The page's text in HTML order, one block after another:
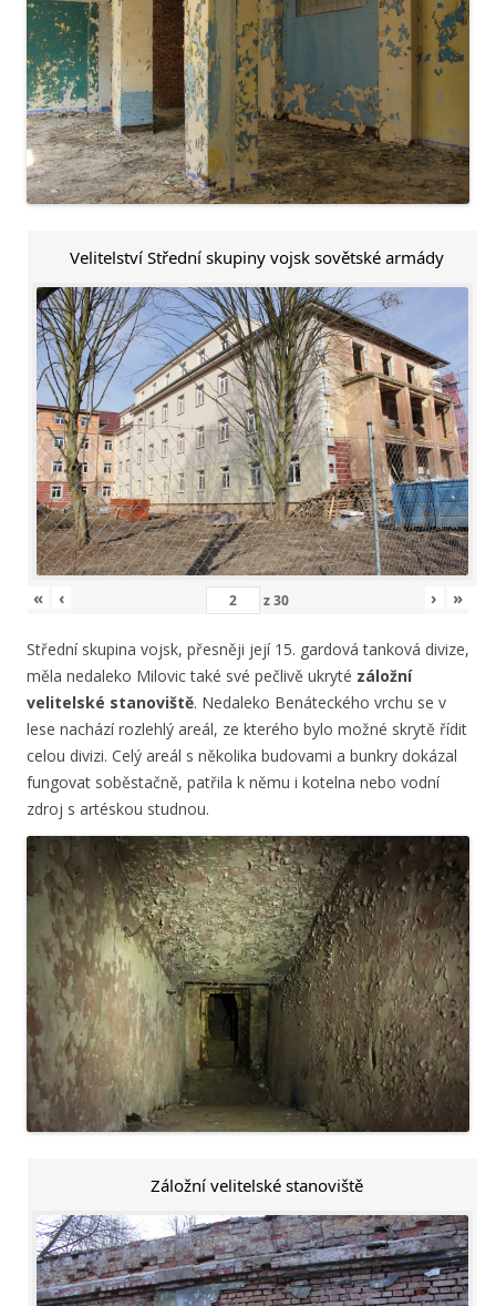
Velitelství Střední skupiny vojsk sovětské armády
« ‹ z30 › »
Střední skupina vojsk, přesněji její 15. gardová tanková divize,
měla nedaleko Milovic také své pečlivě ukryté záložní
velitelské stanoviště. Nedaleko Benáteckého vrchu se v
lese nachází rozlehlý areál, ze kterého bylo možné skrytě řídit
celou divizi. Celý areál s několika budovami a bunkry dokázal
fungovat soběstačně, patřila k němu i kotelna nebo vodní
zdroj s artéskou studnou.
Záložní velitelské stanoviště